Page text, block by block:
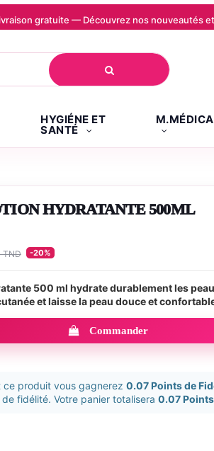
gratuite — Découvrez nos nouveautés
HYGIÉNE ET
SANTÉ
HYDRATANTE 500ML
TND -20%
500 ml hydrate durablement les
et laisse la peau douce et
Commander
ce produit vous gagnerez 0.07 Points de
fidélité. Votre panier totalisera 0.07